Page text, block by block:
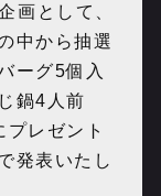
画として、
中から抽選
ーグ5個入
鍋4人前
プレゼント
発表いたし